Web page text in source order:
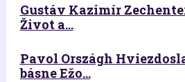
Gustáv Kazimír
Život a...
Pavol Országh
básne Ežo...